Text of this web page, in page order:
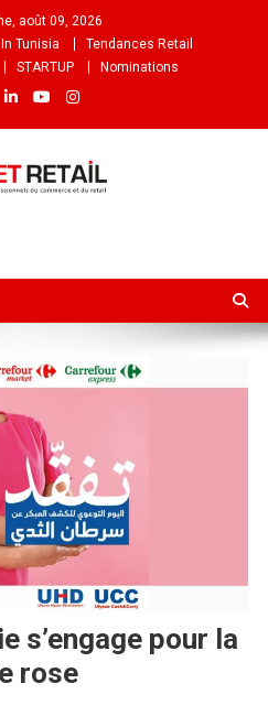
août 09, 2026
Tunisia
Tendances Retail
STARTUP Nominations
s’engage pour la
rose